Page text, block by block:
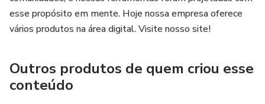
✔ 1 Planner Estratégico;
um perfil profissional? Adquira já o seu pacote com a gente
e se torne referência na rede social. Lembrando que por ser
esse propósito em mente. Hoje nossa empresa oferece
vários produtos na área digital. Visite nosso site!
Outros produtos de quem criou esse
conteúdo